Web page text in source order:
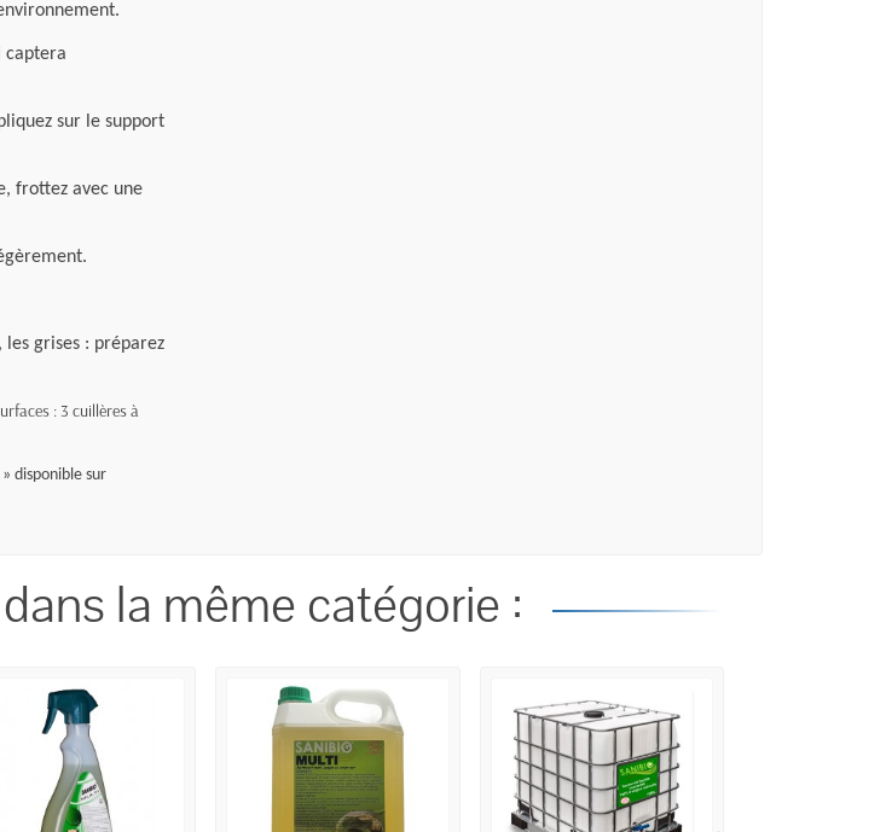
captera
sur le support
frottez avec une
grises : préparez
: 3 cuillères à
disponible sur
la même catégorie :